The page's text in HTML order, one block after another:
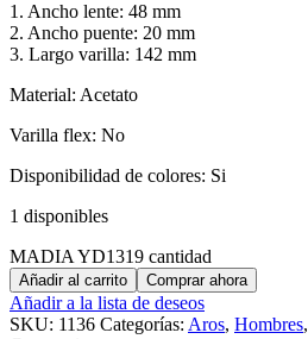
1. Ancho lente: 48 mm
2. Ancho puente: 20 mm
3. Largo varilla: 142 mm
Material: Acetato
Varilla flex: No
Disponibilidad de colores: Si
1 disponibles
MADIA YD1319 cantidad
Añadir al carrito Comprar ahora
Añadir a la lista de deseos
SKU: 1136 Categorías: Aros, Hombres,